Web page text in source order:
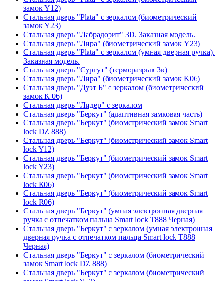
замок Y12)
Стальная дверь "Plata" с зеркалом (биометрический
замок Y23)
Стальная дверь "Лабрадорит" 3D. Заказная модель.
Стальная дверь "Лира" (биометрический замок Y23)
Стальная дверь "Plata" с зеркалом (умная дверная ручка).
Заказная модель.
Стальная дверь "Сургут" (терморазрыв 3к)
Стальная дверь "Лира" (биометрический замок K06)
Стальная дверь "Дуэт Б" с зеркалом (биометрический
замок К 06)
Стальная дверь "Лидер" с зеркалом
Стальная дверь "Беркут" (адаптивная замковая часть)
Стальная дверь "Беркут" (биометрический замок Smart
lock DZ 888)
Стальная дверь "Беркут" (биометрический замок Smart
lock Y12)
Стальная дверь "Беркут" (биометрический замок Smart
lock Y23)
Стальная дверь "Беркут" (биометрический замок Smart
lock К06)
Стальная дверь "Беркут" (биометрический замок Smart
lock R06)
Стальная дверь "Беркут" (умная электронная дверная
ручка с отпечатком пальца Smart lock T888 Черная)
Стальная дверь "Беркут" с зеркалом (умная электронная
дверная ручка с отпечатком пальца Smart lock T888
Черная)
Стальная дверь "Беркут" с зеркалом (биометрический
замок Smart lock DZ 888)
Стальная дверь "Беркут" с зеркалом (биометрический